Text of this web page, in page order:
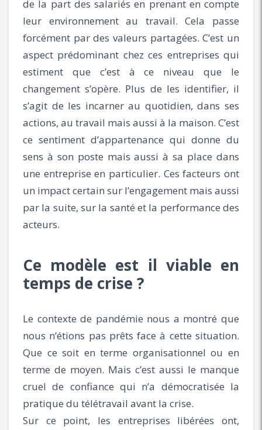
de la part des salariés en prenant en compte
leur environnement au travail. Cela passe
forcément par des valeurs partagées. C’est un
aspect prédominant chez ces entreprises qui
estiment que c’est à ce niveau que le
changement s’opère. Plus de les identifier, il
s’agit de les incarner au quotidien, dans ses
actions, au travail mais aussi à la maison. C’est
ce sentiment d’appartenance qui donne du
sens à son poste mais aussi à sa place dans
une entreprise en particulier. Ces facteurs ont
un impact certain sur l’engagement mais aussi
par la suite, sur la santé et la performance des
acteurs.
Ce modèle est il viable en
temps de crise ?
Le contexte de pandémie nous a montré que
nous n’étions pas prêts face à cette situation.
Que ce soit en terme organisationnel ou en
terme de moyen. Mais c’est aussi le manque
cruel de confiance qui n’a démocratisée la
pratique du télétravail avant la crise.
Sur ce point, les entreprises libérées ont,